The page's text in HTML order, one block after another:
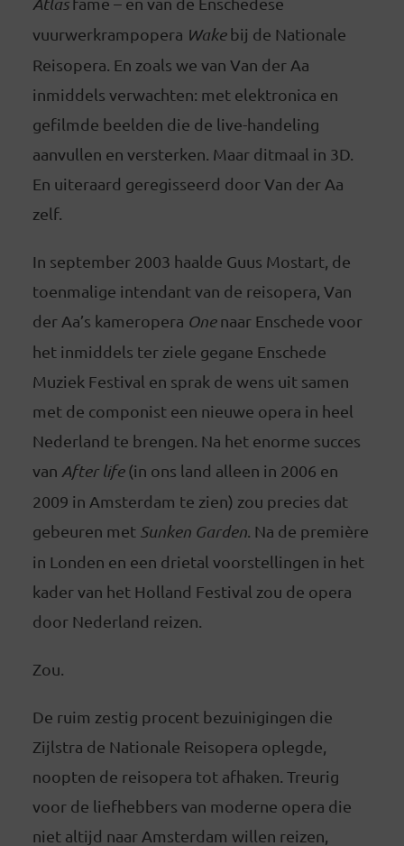
vuurwerkrampopera Wakebij de Nationale
Reisopera. En zoals we van Van der Aa
inmiddels verwachten: met elektronica en
gefilmde beelden die de live-handeling
aanvullen en versterken. Maar ditmaal in 3D.
En uiteraard geregisseerd door Van der Aa
zelf.
In september 2003 haalde Guus Mostart, de
toenmalige intendant van de reisopera, Van
der Aa’s kameropera Onenaar Enschede voor
het inmiddels ter ziele gegane Enschede
Muziek Festival en sprak de wens uit samen
met de componist een nieuwe opera in heel
Nederland te brengen. Na het enorme succes
van After life(in ons land alleen in 2006 en
2009 in Amsterdam te zien) zou precies dat
gebeuren met Sunken Garden. Na de première
in Londen en een drietal voorstellingen in het
kader van het Holland Festival zou de opera
door Nederland reizen.
Zou.
De ruim zestig procent bezuinigingen die
Zijlstra de Nationale Reisopera oplegde,
noopten de reisopera tot afhaken. Treurig
voor de liefhebbers van moderne opera die
niet altijd naar Amsterdam willen reizen,